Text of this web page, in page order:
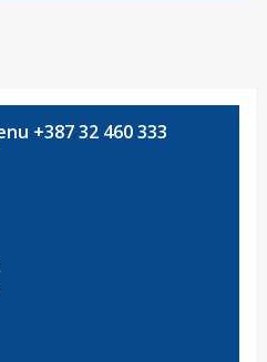
+387 32 460 333